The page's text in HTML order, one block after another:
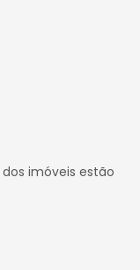
imóveis estão